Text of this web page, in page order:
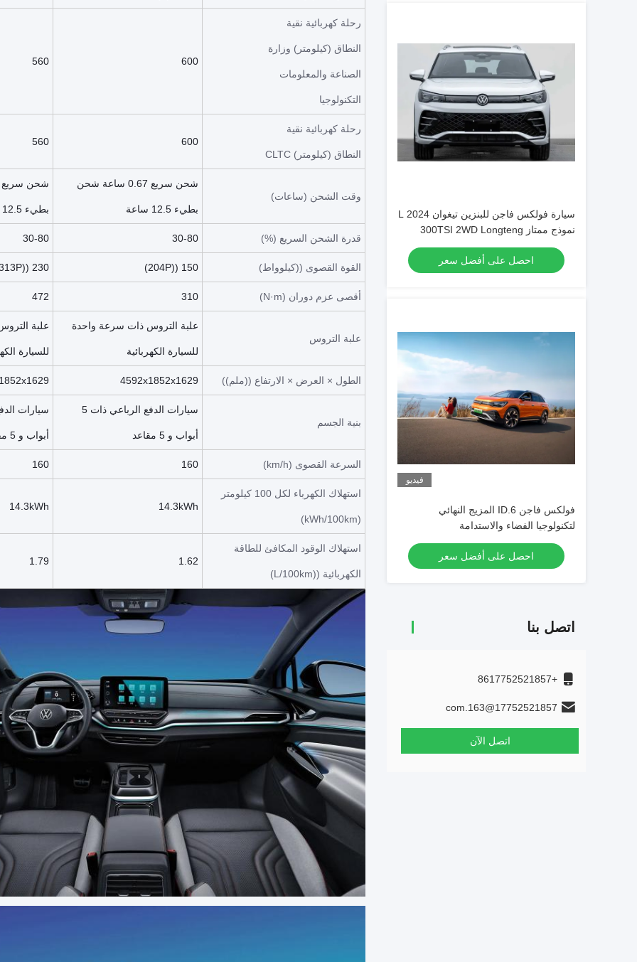
سيارة فولكس فاجن للبنزين تيغوان L 2024
نموذج ممتاز 300TSI 2WD Longteng
Edition حجم كبير وجو قوي
احصل على أفضل سعر
فيديو
فولكس فاجن ID.6 المزيج النهائي
لتكنولوجيا الفضاء والاستدامة
احصل على أفضل سعر
اتصل بنا
+8617752521857
17752521857@163.com
اتصل الآن
رحلة كهربائية نقية
النطاق (كيلومتر) وزارة
الصناعة والمعلومات
التكنولوجيا
600
560
رحلة كهربائية نقية
النطاق (كيلومتر) CLTC
600
560
وقت الشحن (ساعات)
شحن سريع 0.67 ساعة شحن
بطيء 12.5 ساعة بطيء 12.5 ساعة
قدرة الشحن السريع (%) 30-80
30-80
القوة القصوى ((كيلوواط) 150 ((204P)
230 ((313P)
أقصى عزم دوران (N·m) 310
472
علبة التروس
علبة التروس ذات سرعة واحدة
للسيارة الكهربائية
علبة
للسيارة
الطول × العرض × الارتفاع ((ملم)) 4592x1852x1629
بنية الجسم
سيارات الدفع الرباعي ذات 5
أبواب و 5 مقاعد أبواب و 5 مقاعد
السرعة القصوى (km/h) 160
160
استهلاك الكهرباء لكل 100 كيلومتر
(kWh/100km)
14.3kWh
14.3kWh
استهلاك الوقود المكافئ للطاقة
الكهربائية ((L/100km)
1.62
1.79